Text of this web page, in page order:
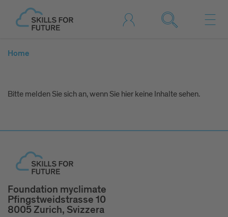
Home
Bitte melden Sie sich an, wenn Sie hier keine Inhalte sehen.
Foundation myclimate
Pfingstweidstrasse 10
8005 Zurich, Svizzera